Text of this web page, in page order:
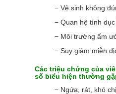
− Vệ sinh không
− Quan hệ tình
− Môi trường ẩm
− Suy giảm miễn
Các triệu chứng của
số biểu hiện thường
− Ngứa, rát, khó